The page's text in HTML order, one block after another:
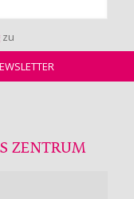
zu
ZENTRUM